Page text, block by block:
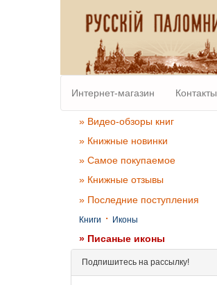
Интернет-магазин Контакты
» Видео-обзоры книг
» Книжные новинки
» Самое покупаемое
» Книжные отзывы
» Последние поступления
Книги · Иконы
» Писаные иконы
Подпишитесь на рассылку!